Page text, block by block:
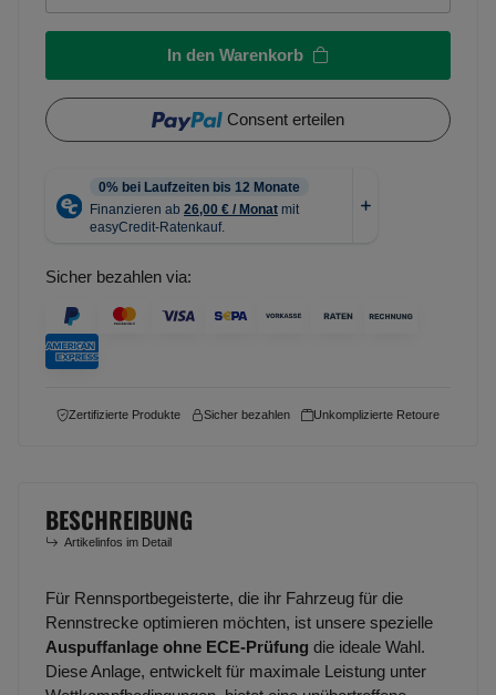
In den Warenkorb
Consent erteilen
Sicher bezahlen via:
Zertifizierte Produkte Sicher bezahlen Unkomplizierte Retoure
BESCHREIBUNG
Artikelinfos im Detail
Für Rennsportbegeisterte, die ihr Fahrzeug für die
Rennstrecke optimieren möchten, ist unsere spezielle
Auspuffanlage ohne ECE-Prüfung die ideale Wahl.
Diese Anlage, entwickelt für maximale Leistung unter